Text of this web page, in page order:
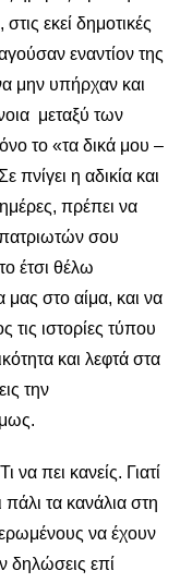
εκεί δημοτικές
εναντίον της
μην υπήρχαν και
μεταξύ των
το «τα δικά μου –
πνίγει η αδικία και
πρέπει να
σου
έτσι θέλω
στο αίμα, και να
τις ιστορίες τύπου
και λεφτά στα
την
να πει κανείς. Γιατί
τα κανάλια στη
να έχουν
δηλώσεις επί